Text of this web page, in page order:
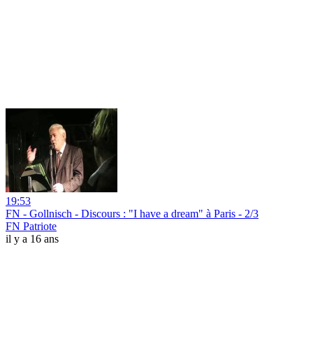
19:53
FN - Gollnisch - Discours : "I have a dream" à Paris - 2/3
FN Patriote
il y a 16 ans